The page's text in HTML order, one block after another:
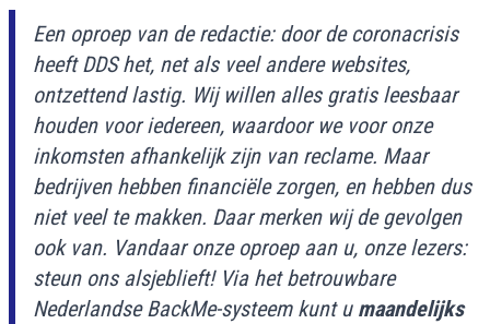
Een oproep van de redactie: door de coronacrisis
heeft DDS het, net als veel andere websites,
ontzettend lastig. Wij willen alles gratis leesbaar
houden voor iedereen, waardoor we voor onze
inkomsten afhankelijk zijn van reclame. Maar
bedrijven hebben financiële zorgen, en hebben dus
niet veel te makken. Daar merken wij de gevolgen
ook van. Vandaar onze oproep aan u, onze lezers:
steun ons alsjeblieft! Via het betrouwbare
Nederlandse BackMe-systeem kunt u maandelijks